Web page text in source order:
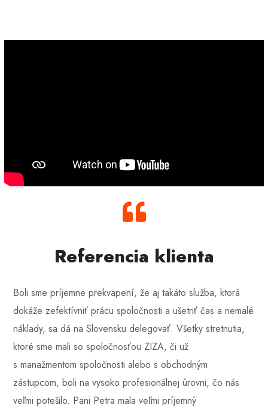
Referencia klienta
Boli sme príjemne prekvapení, že aj takáto služba, ktorá
dokáže zefektívniť prácu spoločnosti a ušetriť čas a nemalé
náklady, sa dá na Slovensku delegovať. Všetky stretnutia,
ktoré sme mali so spoločnosťou ZIZA, či už
s manažmentom spoločnosti alebo s obchodným
zástupcom, boli na vysoko profesionálnej úrovni, čo nás
veľmi potešilo. Pani Petra mala veľmi príjemný